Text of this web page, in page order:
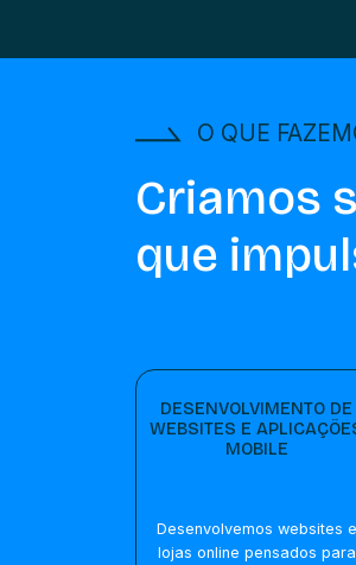
O QUE
Criamos
que
DESENVOLVIMENTO DE
WEBSITES E
MOBILE
Desenvolvemos websites e
lojas online pensados para